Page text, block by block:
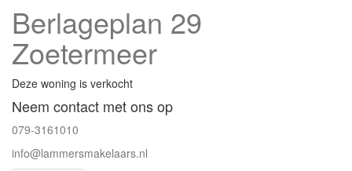
Berlageplan 29
Zoetermeer
Deze woning is verkocht
Neem contact met ons op
079-3161010
info@lammersmakelaars.nl